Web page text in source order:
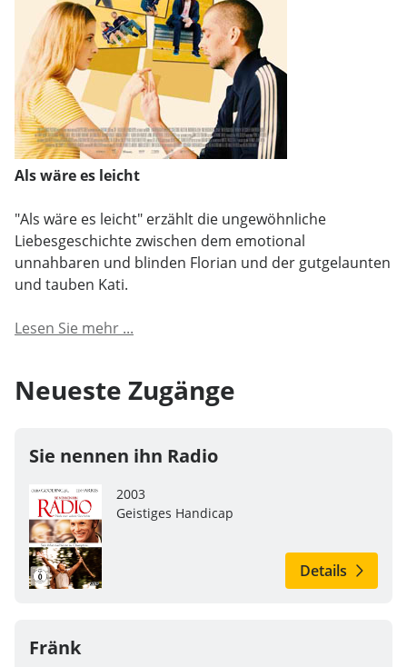
Als wäre es leicht
"Als wäre es leicht" erzählt die ungewöhnliche
Liebesgeschichte zwischen dem emotional
unnahbaren und blinden Florian und der gutgelaunten
und tauben Kati.
Lesen Sie mehr ...
Neueste Zugänge
Sie nennen ihn Radio
2003
Geistiges Handicap
Details
Fränk